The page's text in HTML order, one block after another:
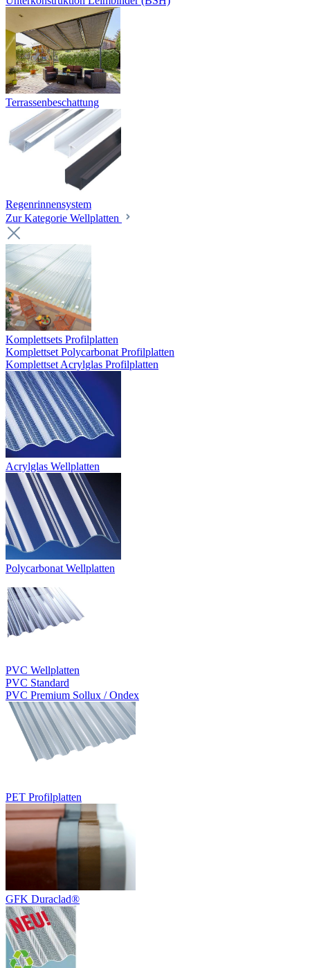
Terrassenbeschattung
Regenrinnensystem
Zur Kategorie Wellplatten
Komplettsets Profilplatten
Komplettset Polycarbonat Profilplatten
Komplettset Acrylglas Profilplatten
Acrylglas Wellplatten
Polycarbonat Wellplatten
PVC Wellplatten
PVC Standard
PVC Premium Sollux / Ondex
PET Profilplatten
GFK Duraclad®